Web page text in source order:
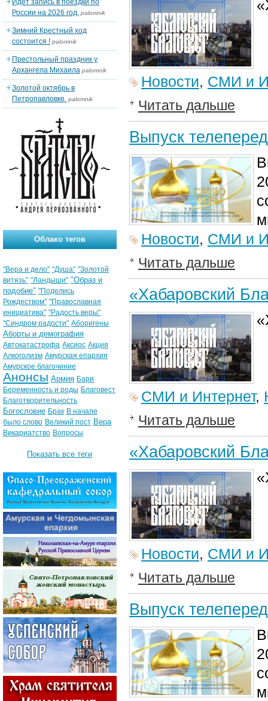
Новости, СМИ и
Читать дальше
Выпуск
Новости, СМИ и
Читать дальше
«Хабаровский
СМИ и Интернет,
Читать дальше
«Хабаровский
Новости, СМИ и
Читать дальше
Выпуск
Идет запись в поездки по
России на 2026 год. palomnik
Зимний Крестный ход
состоится ! palomnik
Престольный праздник у
Архангела Михаила palomnik
Золотой октябрь в
Петропавловке. palomnik
Облако тегов
"Вера и дело" "Душа" "Золотой
витязь" "Ландыши" "Образ и
подобие" "Поделись
Рождеством" "Православная
инициатива" "Радость веры"
"Синдром радости" Аборигены
Аборты и демография
Автокатастрофа Аксиос Акция
Алкоголизм Амурская епархия
Амурское благочиние
Анонсы Армия Бари
Беременность и роды Благовест
Благотворительность
Богословие Брак В начале
было слово Великий пост Вера
Викариатство Вопросы
Показать все теги